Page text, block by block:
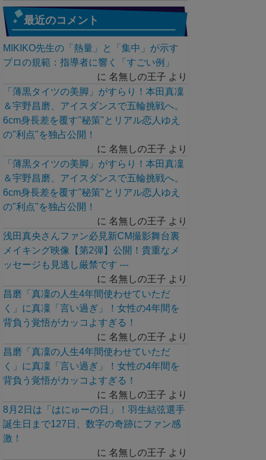
最近のコメント
MIKIKO先生の「熱量」と「集中」が示す
プロの規範：指導者に響く「すごい例」
に 名無しの王子 より
「薄黒タイツの美脚」がすらり！本田真凜
＆宇野昌磨、アイスダンスで五輪挑戦へ。
6cm身長差を覆す"秘策"とリアル恋人ゆえ
の"利点"を独占公開！
に 名無しの王子 より
「薄黒タイツの美脚」がすらり！本田真凜
＆宇野昌磨、アイスダンスで五輪挑戦へ。
6cm身長差を覆す"秘策"とリアル恋人ゆえ
の"利点"を独占公開！
に 名無しの王子 より
浅田真央さんファン必見新CM撮影舞台裏
メイキング映像【第2弾】公開！貴重なメ
ッセージも見逃し厳禁です ---
に 名無しの王子 より
昌磨「真凜の人生4年間使わせていただ
く」に真凜「言い過ぎ」！女性の4年間を
背負う覚悟がカッコよすぎる！
に 名無しの王子 より
昌磨「真凜の人生4年間使わせていただ
く」に真凜「言い過ぎ」！女性の4年間を
背負う覚悟がカッコよすぎる！
に 名無しの王子 より
8月2日は「はにゅーの日」！羽生結弦選手
誕生日まで127日、数字の奇跡にファン感
激！
に 名無しの王子 より